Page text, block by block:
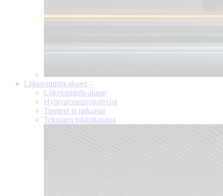
Liiketoiminta-alueet
Liiketoiminta-alueet
Hyötyajoneuvopalvelut
Tuotteet ja ratkaisut
Tekninen tukkukauppa